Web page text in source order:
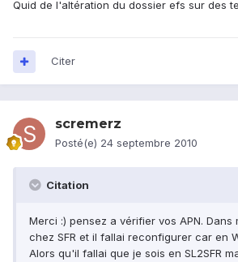
Quid de l'altération du dossier efs sur des
Citer
scremerz
Posté(e) 24 septembre 2010
Citation
Merci :) pensez a vérifier vos APN. Dans
chez SFR et il fallai reconfigurer car en
Alors qu'il fallai que je sois en SL2SFR